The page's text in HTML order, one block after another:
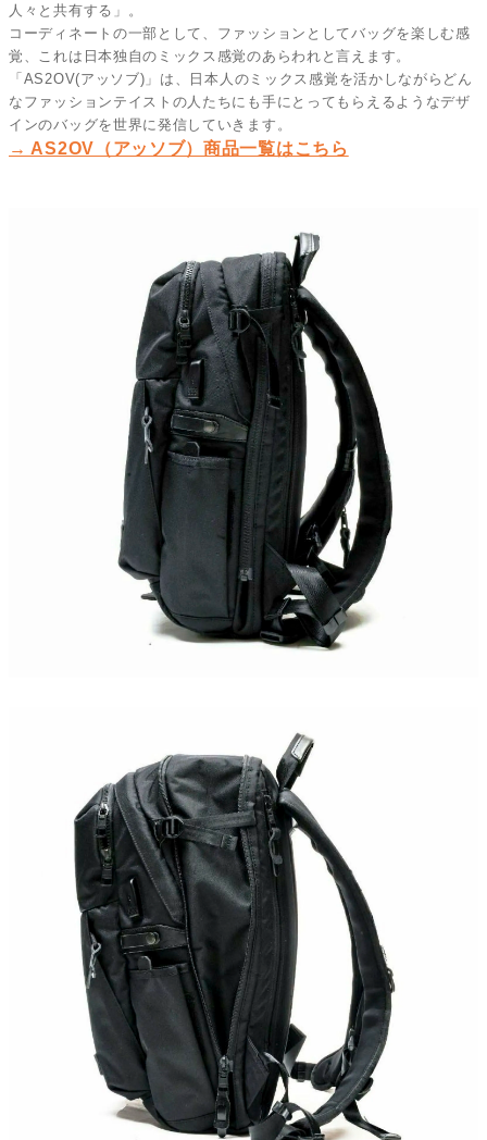
人々と共有する」。
コーディネートの一部として、ファッションとしてバッグを楽しむ感
覚、これは日本独自のミックス感覚のあらわれと言えます。
「AS2OV(アッソブ)」は、日本人のミックス感覚を活かしながらどん
なファッションテイストの人たちにも手にとってもらえるようなデザ
インのバッグを世界に発信していきます。
→ AS2OV（アッソブ）商品一覧はこちら